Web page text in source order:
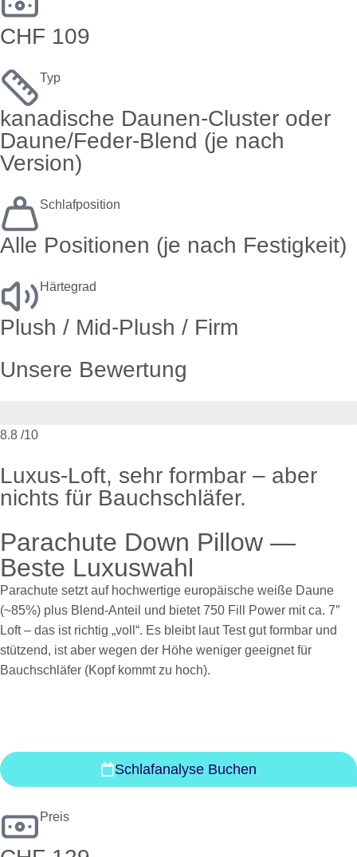
CHF 109
Typ
kanadische Daunen-Cluster oder
Daune/Feder-Blend (je nach
Version)
Schlafposition
Alle Positionen (je nach Festigkeit)
Härtegrad
Plush / Mid-Plush / Firm
Unsere Bewertung
8.8 /10
Luxus-Loft, sehr formbar – aber
nichts für Bauchschläfer.
Parachute Down Pillow —
Beste Luxuswahl
Parachute setzt auf hochwertige europäische weiße Daune
(~85%) plus Blend-Anteil und bietet 750 Fill Power mit ca. 7″
Loft – das ist richtig „voll“. Es bleibt laut Test gut formbar und
stützend, ist aber wegen der Höhe weniger geeignet für
Bauchschläfer (Kopf kommt zu hoch).
Schlafanalyse Buchen
Preis